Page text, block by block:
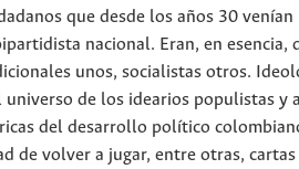
que desde los años 30
nacional. Eran, en esencia,
unos, socialistas otros.
de los idearios populistas y
del desarrollo político
de volver a jugar, entre otras,